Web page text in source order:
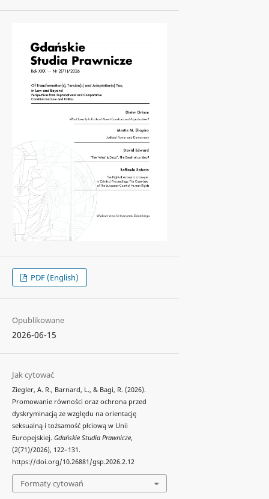
PDF (English)
Opublikowane
2026-06-15
Jak cytować
Ziegler, A. R., Barnard, L., & Bagi, R. (2026).
Promowanie równości oraz ochrona przed
dyskryminacją ze względu na orientację
seksualną i tożsamość płciową w Unii
Europejskiej. Gdańskie Studia Prawnicze,
(2(71)/2026), 122–131.
https://doi.org/10.26881/gsp.2026.2.12
Formaty cytowań